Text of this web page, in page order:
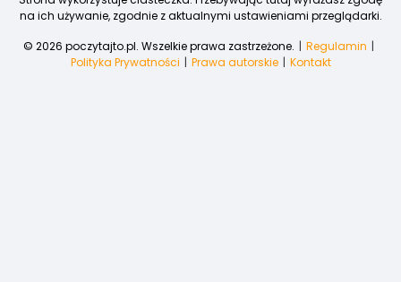
na ich używanie, zgodnie z aktualnymi ustawieniami przeglądarki.
© 2026 poczytajto.pl. Wszelkie prawa zastrzeżone.
Regulamin
Polityka Prywatności
Prawa autorskie Kontakt